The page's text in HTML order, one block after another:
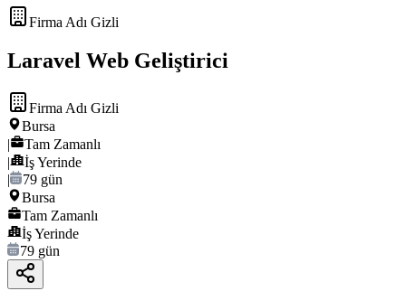
Firma Adı Gizli
Laravel Web Geliştirici
Firma Adı Gizli
Bursa
|
Tam Zamanlı
|
İş Yerinde
|
79 gün
Bursa
Tam Zamanlı
İş Yerinde
79 gün